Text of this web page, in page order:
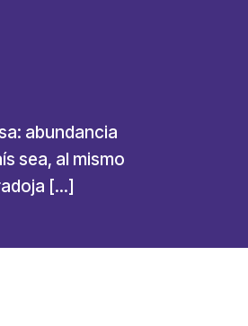
abundancia
sea, al mismo
[…]